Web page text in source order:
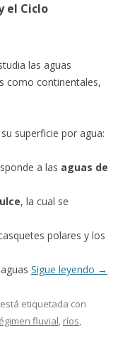
el Ciclo
las aguas
como continentales,
superficie por agua:
a las aguas de
, la cual se
polares y los
Sigue leyendo →
etiquetada con
fluvial, ríos,